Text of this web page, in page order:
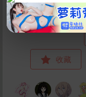
收藏